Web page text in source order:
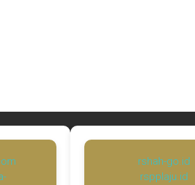
rshah-go.id
rspplaju.id